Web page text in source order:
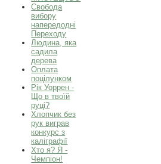
Свобода
вибору
напередодні
Переходу
Людина, яка
садила
дерева
Оплата
поцілунком
Рік Уоррен -
Що в твоїй
руці?
Хлопчик без
рук виграв
конкурс з
каліграфії
Хто я? Я -
Чемпіон!